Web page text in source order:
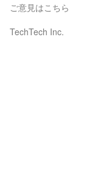
ご意見はこちら
TechTech Inc.